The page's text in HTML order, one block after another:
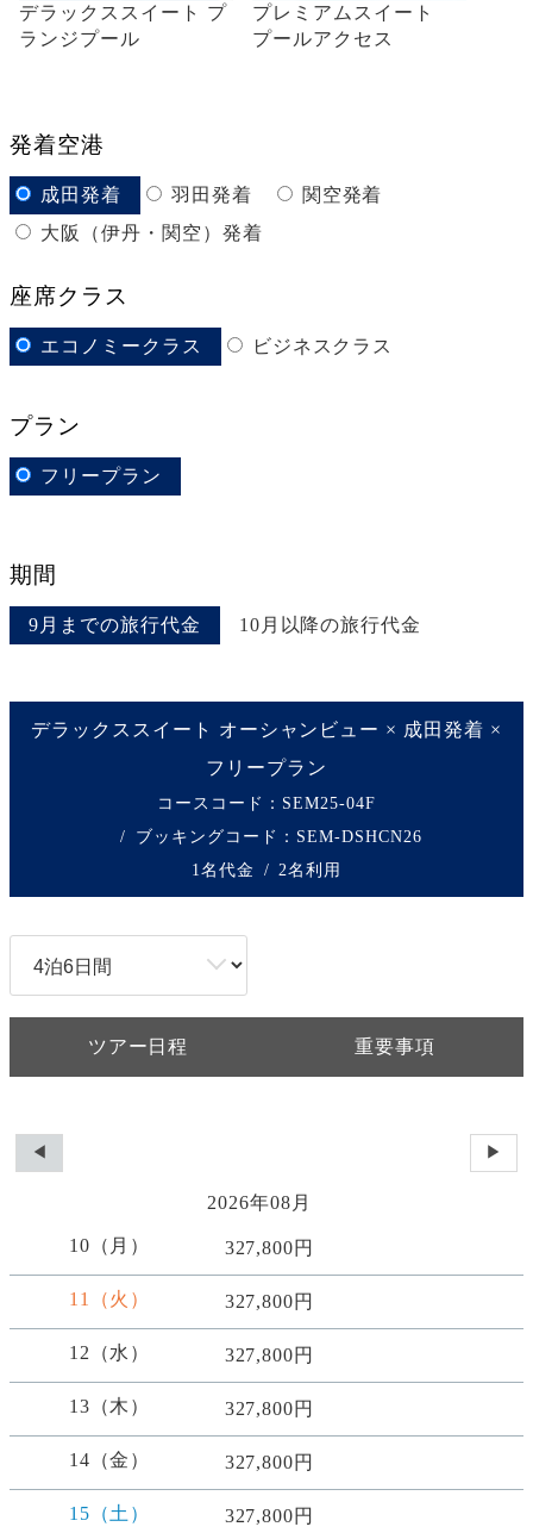
デラックススイート プ
ランジプール
プレミアムスイート
プールアクセス
発着空港
成田発着 羽田発着
関空発着
大阪（伊丹・関空）発着
座席クラス
エコノミークラス ビジネスクラス
プラン
フリープラン
期間
9月までの旅行代金 10月以降の旅行代金
デラックススイート オーシャンビュー × 成田発着 ×
フリープラン
コースコード：SEM25-04F
ブッキングコード： SEM-DSHCN26
1名代金
2名利用
ツアー日程 重要事項
◀ ▶
2026年08月
10（月） 327,800円
11（火） 327,800円
12（水） 327,800円
13（木） 327,800円
14（金） 327,800円
15（土） 327,800円